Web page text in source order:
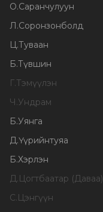
О.Саранчулуун
Л.Соронзонболд
Ц.Туваан
Б.Түвшин
Г.Тэмүүлэн
Ч.Ундрам
Б.Уянга
Д.Үүрийнтуяа
Б.Хэрлэн
Д.Цогтбаатар (Даваа)
С.Цэнгүүн